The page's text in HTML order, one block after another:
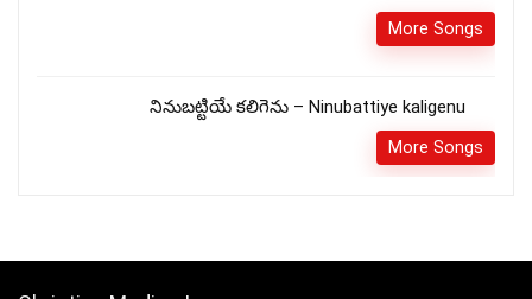
More Songs
నినుబట్టియే కలిగెను – Ninubattiye kaligenu
More Songs